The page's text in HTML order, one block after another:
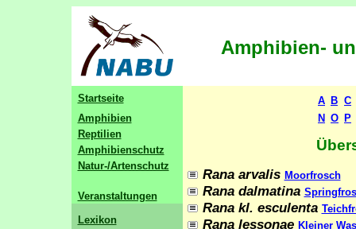
Amphibien-
Startseite
Amphibien
Reptilien
Amphibienschutz
Natur-/Artenschutz
Veranstaltungen
Lexikon
A B C
N O P
Rana arvalis Moorfrosch
Rana dalmatina
Rana kl. esculenta
Rana lessonae Kleiner